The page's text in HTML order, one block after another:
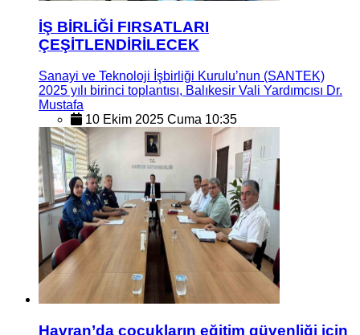
İŞ BİRLİĞİ FIRSATLARI
ÇEŞİTLENDİRİLECEK
Sanayi ve Teknoloji İşbirliği Kurulu’nun (SANTEK)
2025 yılı birinci toplantısı, Balıkesir Vali Yardımcısı Dr.
Mustafa
10 Ekim 2025 Cuma 10:35
Havran’da çocukların eğitim güvenliği için